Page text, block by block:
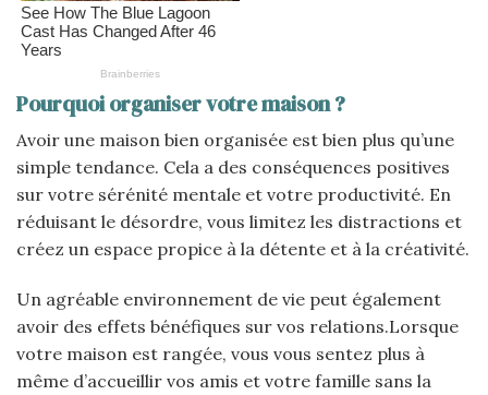
Pourquoi organiser votre maison ?
Avoir une maison bien organisée est bien plus qu’une
simple tendance. Cela a des conséquences positives
sur votre sérénité mentale et votre productivité. En
réduisant le désordre, vous limitez les distractions et
créez un espace propice à la détente et à la créativité.
Un agréable environnement de vie peut également
avoir des effets bénéfiques sur vos relations.Lorsque
votre maison est rangée, vous vous sentez plus à
même d’accueillir vos amis et votre famille sans la